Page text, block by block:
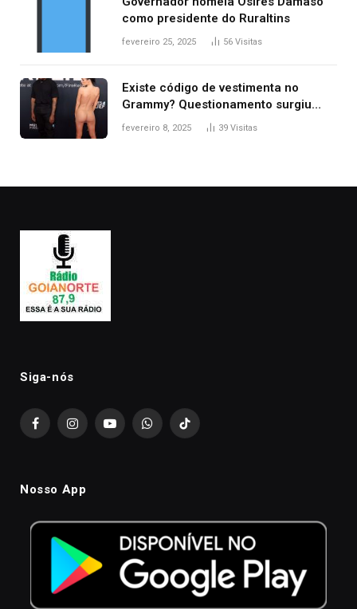
como presidente do Ruraltins
fevereiro 25, 2025 56 Visitas
Existe código de vestimenta no
Grammy? Questionamento surgiu
após Bianca Censori, mulher de
fevereiro 8, 2025 39 Visitas
Siga-nós
FacebookInstagramYouTubeWhatsAppTikTok
Nosso App